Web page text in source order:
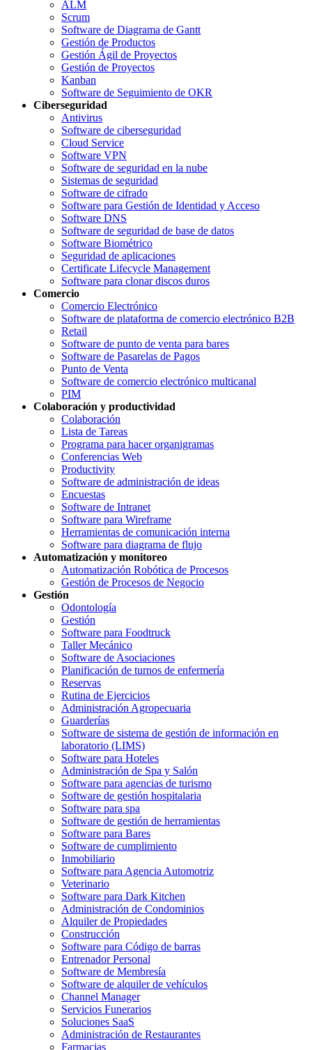
ALM
Scrum
Software de Diagrama de Gantt
Gestión de Productos
Gestión Ágil de Proyectos
Gestión de Proyectos
Kanban
Software de Seguimiento de OKR
Ciberseguridad
Antivirus
Software de ciberseguridad
Cloud Service
Software VPN
Software de seguridad en la nube
Sistemas de seguridad
Software de cifrado
Software para Gestión de Identidad y Acceso
Software DNS
Software de seguridad de base de datos
Software Biométrico
Seguridad de aplicaciones
Certificate Lifecycle Management
Software para clonar discos duros
Comercio
Comercio Electrónico
Software de plataforma de comercio electrónico B2B
Retail
Software de punto de venta para bares
Software de Pasarelas de Pagos
Punto de Venta
Software de comercio electrónico multicanal
PIM
Colaboración y productividad
Colaboración
Lista de Tareas
Programa para hacer organigramas
Conferencias Web
Productivity
Software de administración de ideas
Encuestas
Software de Intranet
Software para Wireframe
Herramientas de comunicación interna
Software para diagrama de flujo
Automatización y monitoreo
Automatización Robótica de Procesos
Gestión de Procesos de Negocio
Gestión
Odontología
Gestión
Software para Foodtruck
Taller Mecánico
Software de Asociaciones
Planificación de turnos de enfermería
Reservas
Rutina de Ejercicios
Administración Agropecuaria
Guarderías
Software de sistema de gestión de información en
laboratorio (LIMS)
Software para Hoteles
Administración de Spa y Salón
Software para agencias de turismo
Software de gestión hospitalaria
Software para spa
Software de gestión de herramientas
Software para Bares
Software de cumplimiento
Inmobiliario
Software para Agencia Automotriz
Veterinario
Software para Dark Kitchen
Administración de Condominios
Alquiler de Propiedades
Construcción
Software para Código de barras
Entrenador Personal
Software de Membresía
Software de alquiler de vehículos
Channel Manager
Servicios Funerarios
Soluciones SaaS
Administración de Restaurantes
Farmacias